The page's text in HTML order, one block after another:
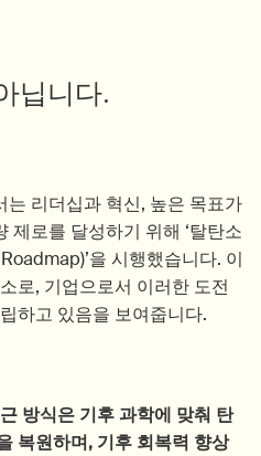
닙니다.
리더십과 혁신, 높은 목표가
제로를 달성하기 위해 ‘탈탄소
을 시행했습니다. 이
로, 기업으로서 이러한 도전
하고 있음을 보여줍니다.
방식은 기후 과학에 맞춰 탄
복원하며, 기후 회복력 향상